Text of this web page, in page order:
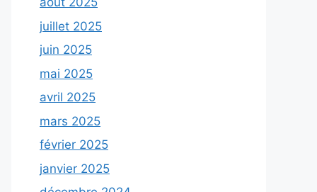
juillet 2025
juin 2025
mai 2025
avril 2025
mars 2025
février 2025
janvier 2025